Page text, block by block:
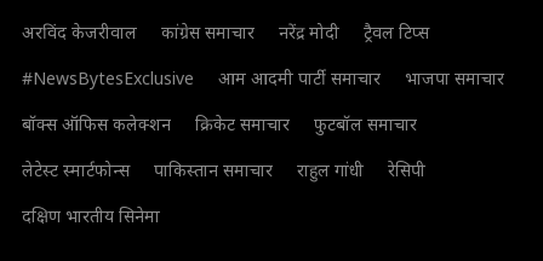
अरविंद केजरीवाल कांग्रेस समाचार नरेंद्र मोदी
ट्रैवल टिप्स
#NewsBytesExclusive
आम आदमी पार्टी समाचार
भाजपा समाचार
बॉक्स ऑफिस कलेक्शन
क्रिकेट समाचार
फुटबॉल समाचार
लेटेस्ट स्मार्टफोन्स
पाकिस्तान समाचार राहुल गांधी
रेसिपी
दक्षिण भारतीय सिनेमा